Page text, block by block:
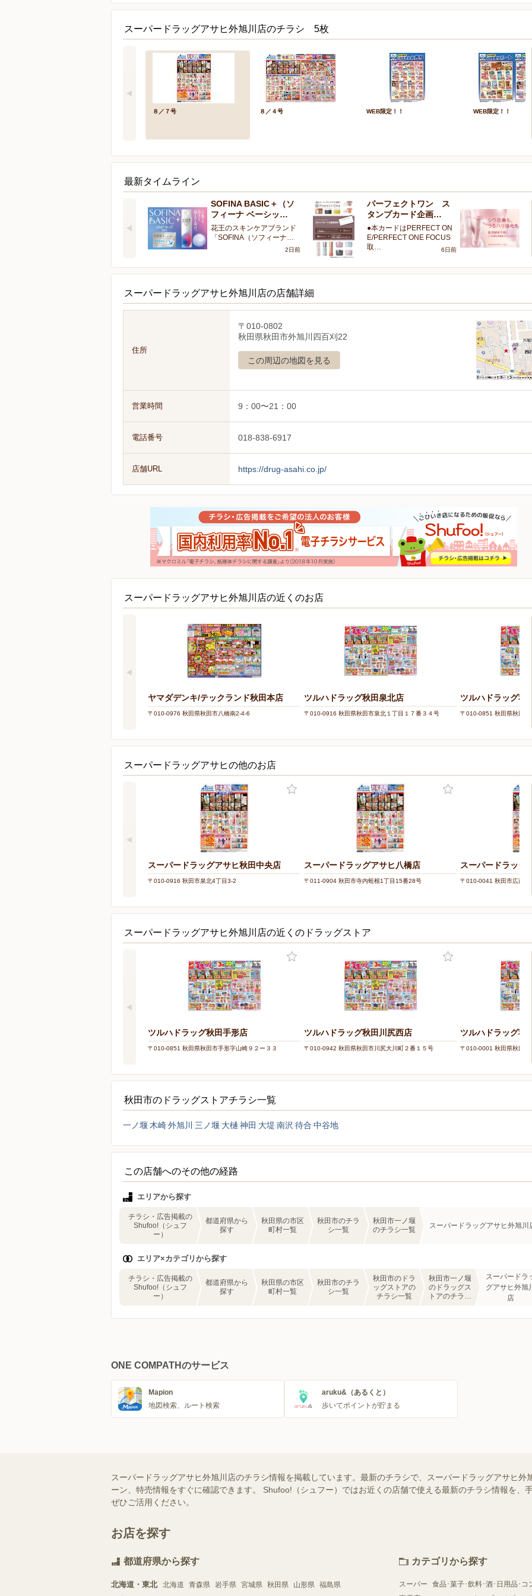
スーパードラッグアサヒ外旭川店のチラシ 5枚
８／７号 ８／４号 WEB限定！！ WEB限定！！
最新タイムライン
SOFINA BASIC＋（ソ
フィーナ ベーシッ…
花王のスキンケアブランド
「SOFINA（ソフィーナ…
2日前
パーフェクトワン ス
タンプカード企画…
●本カードはPERFECT ON
E/PERFECT ONE FOCUS
取…
6日前
スーパードラッグアサヒ外旭川店の店舗詳細
住所
〒010-0802
秋田県秋田市外旭川四百刈22
この周辺の地図を見る
営業時間 9：00〜21：00
電話番号 018-838-6917
店舗URL https://drug-asahi.co.jp/
スーパードラッグアサヒ外旭川店の近くのお店
ヤマダデンキ/テックランド秋田本店
〒010-0976 秋田県秋田市八橋南2-4-6
ツルハドラッグ秋田泉北店
〒010-0916 秋田県秋田市泉北１丁目１７番３４号
ツルハドラッグ秋
〒010-0851 秋田県秋田市
スーパードラッグアサヒの他のお店
スーパードラッグアサヒ秋田中央店
〒010-0916 秋田市泉北4丁目3-2
スーパードラッグアサヒ八橋店
〒011-0904 秋田市寺内蛭根1丁目15番28号
スーパードラッグ
〒010-0041 秋田市広面字
スーパードラッグアサヒ外旭川店の近くのドラッグストア
ツルハドラッグ秋田手形店
〒010-0851 秋田県秋田市手形字山崎９２ー３３
ツルハドラッグ秋田川尻西店
〒010-0942 秋田県秋田市川尻大川町２番１５号
ツルハドラッグ秋
〒010-0001 秋田県秋田市
秋田市のドラッグストアチラシ一覧
一ノ堰 木崎外旭川 三ノ堰 大樋 神田 大堤 南沢 待合 中谷地
この店舗へのその他の経路
エリアから探す
チラシ・広告掲載の
Shufoo!（シュフ
ー）
都道府県から
探す
秋田県の市区
町村一覧
秋田市のチラ
シ一覧
秋田市一ノ堰
のチラシ一覧
スーパードラッグアサヒ外旭川
エリア×カテゴリから探す
チラシ・広告掲載の
Shufoo!（シュフ
ー）
都道府県から
探す
秋田県の市区
町村一覧
秋田市のチラ
シ一覧
秋田市のドラ
ッグストアの
チラシ一覧
秋田市一ノ堰
のドラッグス
トアのチラシ
スーパードラ
グアサヒ外旭川
店
ONE COMPATHのサービス
Mapion
地図検索、ルート検索
aruku&（あるくと）
歩いてポイントが貯まる
スーパードラッグアサヒ外旭川店のチラシ情報を掲載しています。最新のチラシで、スーパードラッグアサヒ
ーン、特売情報をすぐに確認できます。 Shufoo!（シュフー）ではお近くの店舗で使える最新のチラシ情報を、
ぜひご活用ください。
お店を探す
都道府県から探す
北海道・東北 北海道 青森県 岩手県 宮城県 秋田県 山形県 福島県
カテゴリから探す
スーパー 食品･菓子･飲料･酒･日用品･コ